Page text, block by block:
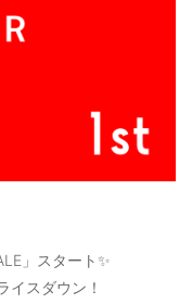
」スタート✨
イスダウン！